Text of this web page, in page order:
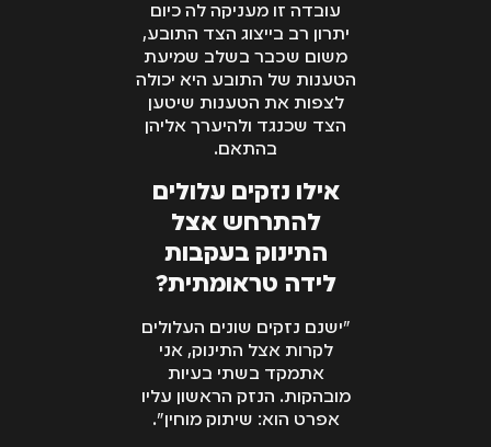
עובדה זו מעניקה לה כיום
יתרון רב בייצוג הצד התובע,
משום שכבר בשלב שמיעת
הטענות של התובע היא יכולה
לצפות את הטענות שיטען
הצד שכנגד ולהיערך אליהן
בהתאם.
אילו נזקים עלולים
להתרחש אצל
התינוק בעקבות
לידה טראומתית?
"ישנם נזקים שונים העלולים
לקרות אצל התינוק, אני
אתמקד בשתי בעיות
מובהקות. הנזק הראשון עליו
אפרט הוא: שיתוק מוחין".